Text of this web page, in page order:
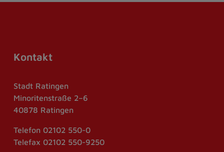
Kontakt
Stadt Ratingen
Minoritenstraße 2–6
40878 Ratingen
Telefon 02102 550-0
Telefax 02102 550-9250